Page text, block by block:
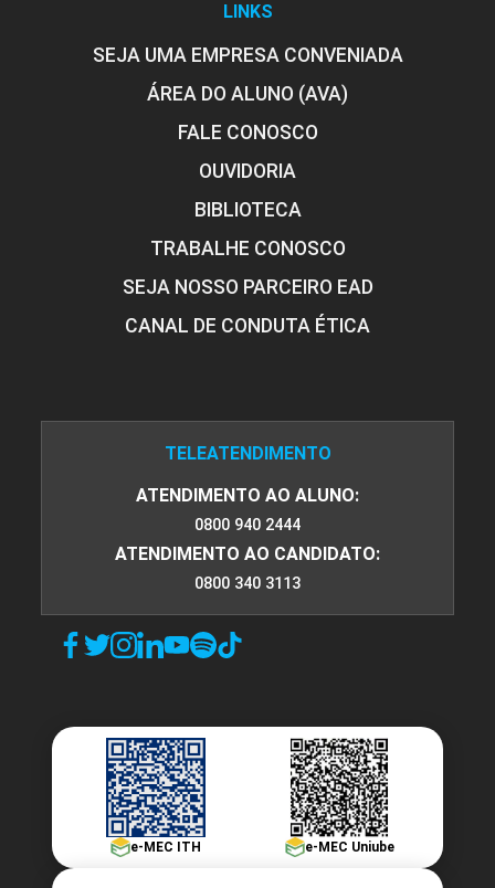
LINKS
SEJA UMA EMPRESA CONVENIADA
ÁREA DO ALUNO (AVA)
FALE CONOSCO
OUVIDORIA
BIBLIOTECA
TRABALHE CONOSCO
SEJA NOSSO PARCEIRO EAD
CANAL DE CONDUTA ÉTICA
TELEATENDIMENTO
ATENDIMENTO AO ALUNO:
0800 940 2444
ATENDIMENTO AO CANDIDATO:
0800 340 3113
e-MEC ITH e-MEC Uniube